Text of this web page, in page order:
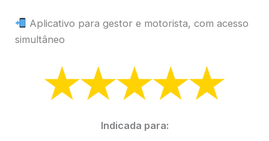
Aplicativo para gestor e motorista, com acesso
simultâneo
Indicada para: